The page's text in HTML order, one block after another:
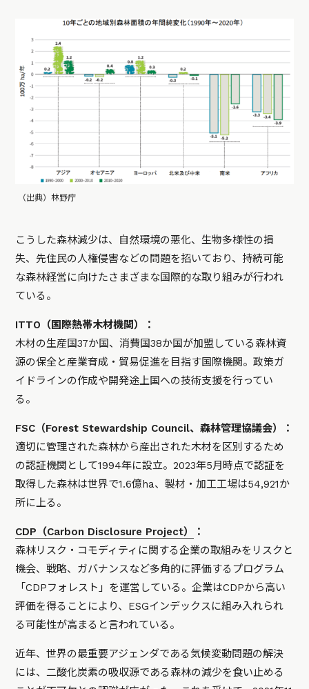
（出典）林野庁
こうした森林減少は、自然環境の悪化、生物多様性の損
失、先住民の人権侵害などの問題を招いており、持続可能
な森林経営に向けたさまざまな国際的な取り組みが行われ
ている。
ITTO（国際熱帯木材機関）：
木材の生産国37か国、消費国38か国が加盟している森林資
源の保全と産業育成・貿易促進を目指す国際機関。政策ガ
イドラインの作成や開発途上国への技術支援を行ってい
る。
FSC（Forest Stewardship Council、森林管理協議会）：
適切に管理された森林から産出された木材を区別するため
の認証機関として1994年に設立。2023年5月時点で認証を
取得した森林は世界で1.6億ha、製材・加工工場は54,921か
所に上る。
CDP（Carbon Disclosure Project）
：
森林リスク・コモディティに関する企業の取組みをリスクと
機会、戦略、ガバナンスなど多角的に評価するプログラム
「CDPフォレスト」を運営している。企業はCDPから高い
評価を得ることにより、ESGインデックスに組み入れられ
る可能性が高まると言われている。
近年、世界の最重要アジェンダである気候変動問題の解決
には、二酸化炭素の吸収源である森林の減少を食い止める